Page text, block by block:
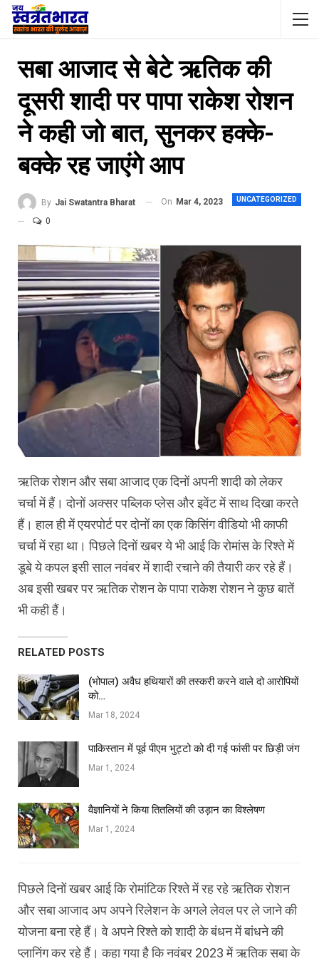
सबा आजाद से बेटे ऋतिक की
दूसरी शादी पर पापा राकेश रोशन
ने कही जो बात, सुनकर हक्के-
बक्के रह जाएंगे आप
UNCATEGORIZED
By Jai Swatantra Bharat On Mar 4, 2023
0
ऋतिक रोशन और सबा आजाद एक दिनों अपनी शादी को लेकर
चर्चा में हैं। दोनों अक्सर पब्लिक प्लेस और इवेंट में साथ दिखा करते
हैं। हाल ही में एयरपोर्ट पर दोनों का एक किसिंग वीडियो भी काफी
चर्चा में रहा था। पिछले दिनों खबर ये भी आई कि रोमांस के रिश्ते में
डूबे ये कपल इसी साल नवंबर में शादी रचाने की तैयारी कर रहे हैं।
अब इसी खबर पर ऋतिक रोशन के पापा राकेश रोशन ने कुछ बातें
भी कही हैं।
RELATED POSTS
(भोपाल) अवैध हथियारों की तस्करी करने वाले दो आरोपियों
को…
Mar 18, 2024
पाकिस्तान में पूर्व पीएम भुट्टो को दी गई फांसी पर छिड़ी जंग
Mar 1, 2024
वैज्ञानियों ने किया तितलियों की उड़ान का विश्लेषण
Mar 1, 2024
पिछले दिनों खबर आई कि रोमांटिक रिश्ते में रह रहे ऋतिक रोशन
और सबा आजाद अप अपने रिलेशन के अगले लेवल पर ले जाने की
योजना बना रहे हैं। वे अपने रिश्ते को शादी के बंधन में बांधने की
प्लानिंग कर रहे हैं। कहा गया है कि नवंबर 2023 में ऋतिक सबा के